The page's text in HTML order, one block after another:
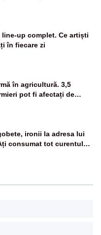
line-up complet. Ce artiști
în fiecare zi
în agricultură. 3,5
pot fi afectați de
conservarea
ironii la adresa lui
consumat tot curentul
imaginari”